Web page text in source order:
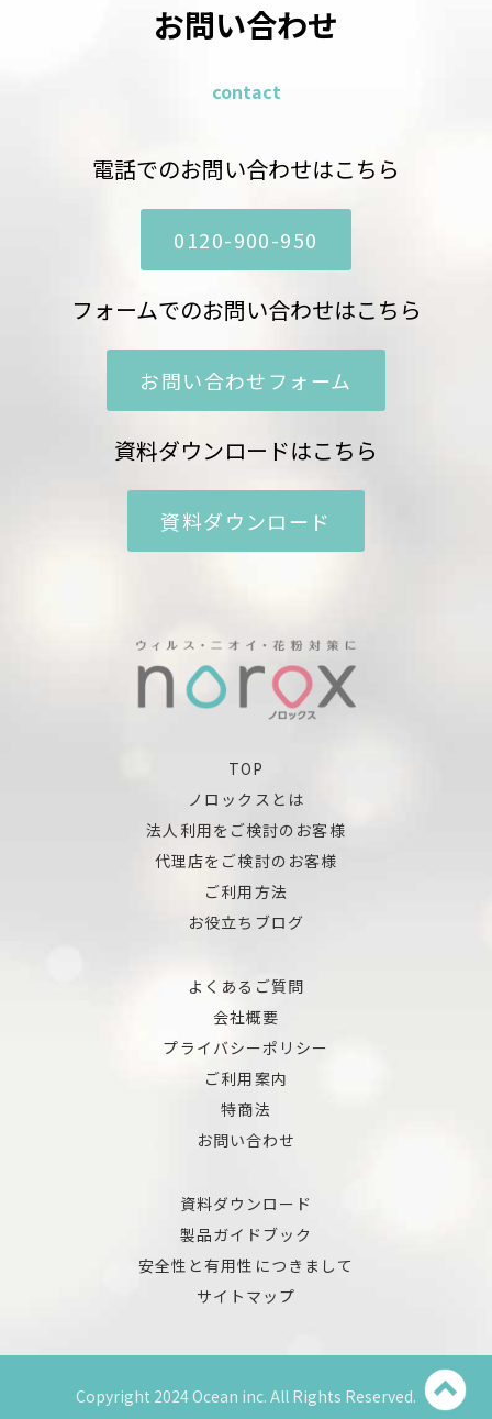
お問い合わせ
contact
電話でのお問い合わせはこちら
0120-900-950
フォームでのお問い合わせはこちら
お問い合わせフォーム
資料ダウンロードはこちら
資料ダウンロード
TOP
ノロックスとは
法人利用をご検討のお客様
代理店をご検討のお客様
ご利用方法
お役立ちブログ
よくあるご質問
会社概要
プライバシーポリシー
ご利用案内
特商法
お問い合わせ
資料ダウンロード
製品ガイドブック
安全性と有用性につきまして
サイトマップ
Copyright 2024 Ocean inc. All Rights Reserved.